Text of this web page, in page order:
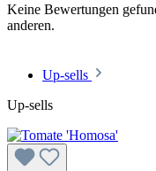
Keine Bewertungen
anderen.
Up-sells
Up-sells